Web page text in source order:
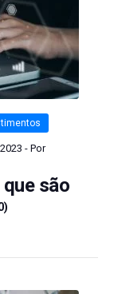
- Por
são